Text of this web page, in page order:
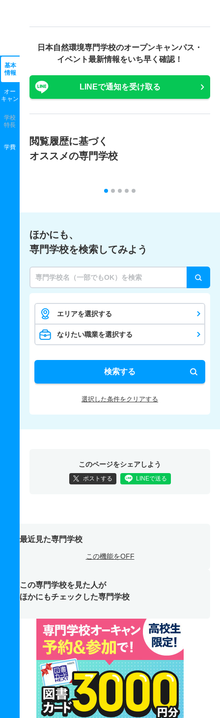
基本
情報
オー
キャン
学校
特長
学費
日本自然環境専門学校のオープンキャンパス・
イベント最新情報をいち早く確認！
LINEで通知を受け取る
閲覧履歴に基づく
オススメの専門学校
ほかにも、
専門学校を検索してみよう
エリアを選択する
なりたい職業を選択する
検索する
選択した条件をクリアする
このページをシェアしよう
ポストする LINEで送る
最近見た専門学校
この機能をOFF
この専門学校を見た人が
ほかにもチェックした専門学校